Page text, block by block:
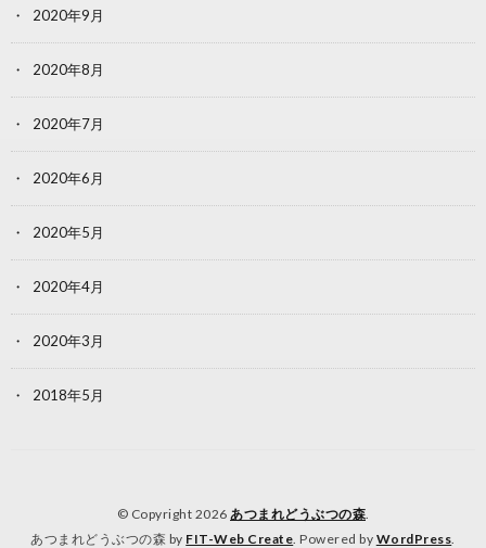
2020年9月
2020年8月
2020年7月
2020年6月
2020年5月
2020年4月
2020年3月
2018年5月
© Copyright 2026 あつまれどうぶつの森.
あつまれどうぶつの森 by FIT-Web Create. Powered by WordPress.